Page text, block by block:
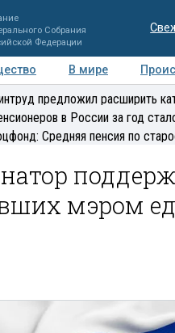
Собрания
Федерации
В мире
Регионы
предложил расширить
в России за год
Средняя пенсия по
мэром